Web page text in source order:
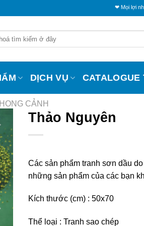
❤ Mọi lợi nhuận thu về
DỊCH VỤ CATALOGUE
CẢNH
Thảo Nguyên
Các sản phẩm tranh sơn dầu
những sản phẩm của các bạn
Kích thước (cm) : 50x70
Thể loại : Tranh sao chép